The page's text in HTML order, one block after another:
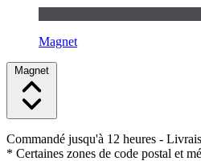
Magnet
Magnet
Commandé jusqu'à 12 heures -
* Certaines zones de code postal et